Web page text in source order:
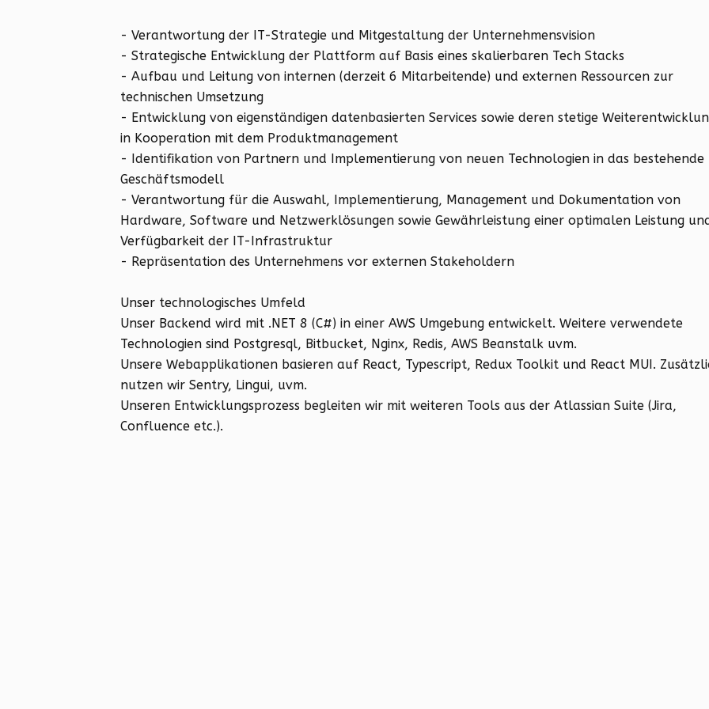
- Verantwortung der IT-Strategie und Mitgestaltung der Unternehmensvision
- Strategische Entwicklung der Plattform auf Basis eines skalierbaren Tech Stacks
- Aufbau und Leitung von internen (derzeit 6 Mitarbeitende) und externen Ressourcen zur
technischen Umsetzung
- Entwicklung von eigenständigen datenbasierten Services sowie deren stetige
in Kooperation mit dem Produktmanagement
- Identifikation von Partnern und Implementierung von neuen Technologien in das bestehende
Geschäftsmodell
- Verantwortung für die Auswahl, Implementierung, Management und Dokumentation von
Hardware, Software und Netzwerklösungen sowie Gewährleistung einer optimalen Leistung
Verfügbarkeit der IT-Infrastruktur
- Repräsentation des Unternehmens vor externen Stakeholdern
Unser technologisches Umfeld
Unser Backend wird mit .NET 8 (C#) in einer AWS Umgebung entwickelt. Weitere verwendete
Technologien sind Postgresql, Bitbucket, Nginx, Redis, AWS Beanstalk uvm.
Unsere Webapplikationen basieren auf React, Typescript, Redux Toolkit und React MUI.
nutzen wir Sentry, Lingui, uvm.
Unseren Entwicklungsprozess begleiten wir mit weiteren Tools aus der Atlassian Suite (Jira,
Confluence etc.).